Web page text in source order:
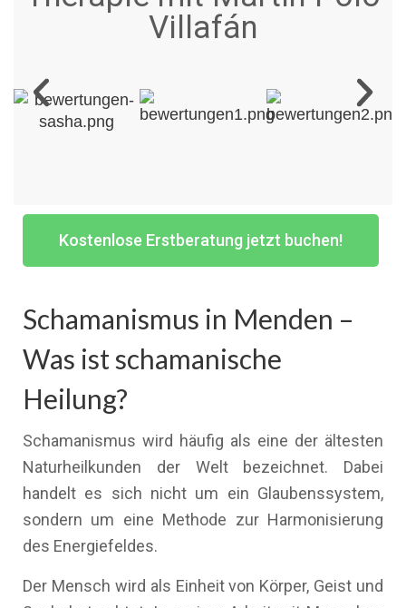
Villafán
Kostenlose Erstberatung jetzt buchen!
Schamanismus in Menden –
Was ist schamanische
Heilung?
Schamanismus wird häufig als eine der ältesten
Naturheilkunden der Welt bezeichnet. Dabei
handelt es sich nicht um ein Glaubenssystem,
sondern um eine Methode zur Harmonisierung
des Energiefeldes.
Der Mensch wird als Einheit von Körper, Geist und